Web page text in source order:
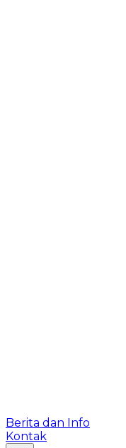
Berita dan Info
Kontak